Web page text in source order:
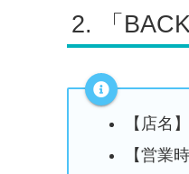
「
【店名
【営業